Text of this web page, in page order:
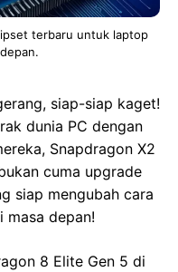
terbaru untuk laptop
siap-siap kaget!
dunia PC dengan
Snapdragon X2
cuma upgrade
siap mengubah cara
depan!
8 Elite Gen 5 di